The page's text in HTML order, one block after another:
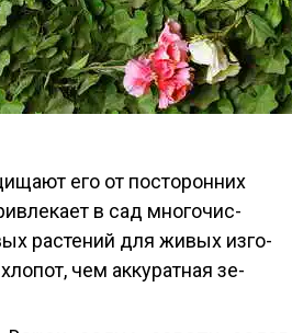
его от пос­то­рон­них
в сад мно­гочис­
рас­те­ний для жи­вых из­го­
чем ак­ку­рат­ная зе­